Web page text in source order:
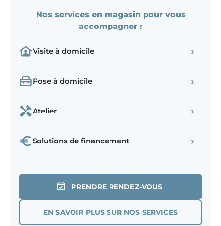
Nos services en magasin pour vous
accompagner :
Visite à domicile ›
Pose à domicile ›
Atelier ›
Solutions de financement ›
PRENDRE RENDEZ-VOUS
EN SAVOIR PLUS SUR NOS SERVICES